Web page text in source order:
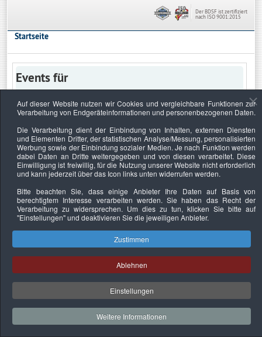
Der BDSF ist zertifiziert
nach ISO 9001:2015
Startseite
Events für
Keine Termine
Datenschutzerklärung Urheberrechtsnachweise Nachhaltigkeit
Copyright © 2026. Bundesverband Deutscher
Sachverständiger und Fachgutachter e.V..
Auf dieser Website nutzen wir Cookies und vergleichbare Funktionen zur
Verarbeitung von Endgeräteinformationen und personenbezogenen Daten.
Die Verarbeitung dient der Einbindung von Inhalten, externen Diensten
und Elementen Dritter, der statistischen Analyse/Messung, personalisierten
Werbung sowie der Einbindung sozialer Medien. Je nach Funktion werden
dabei Daten an Dritte weitergegeben und von diesen verarbeitet. Diese
Einwilligung ist freiwillig, für die Nutzung unserer Website nicht erforderlich
und kann jederzeit über das Icon links unten widerrufen werden.
Bitte beachten Sie, dass einige Anbieter Ihre Daten auf Basis von
berechtigtem Interesse verarbeiten werden. Sie haben das Recht der
Verarbeitung zu widersprechen. Um dies zu tun, klicken Sie bitte auf
"Einstellungen"und deaktivieren Sie die jeweiligen Anbieter.
Zustimmen
Ablehnen
Einstellungen
Weitere Informationen